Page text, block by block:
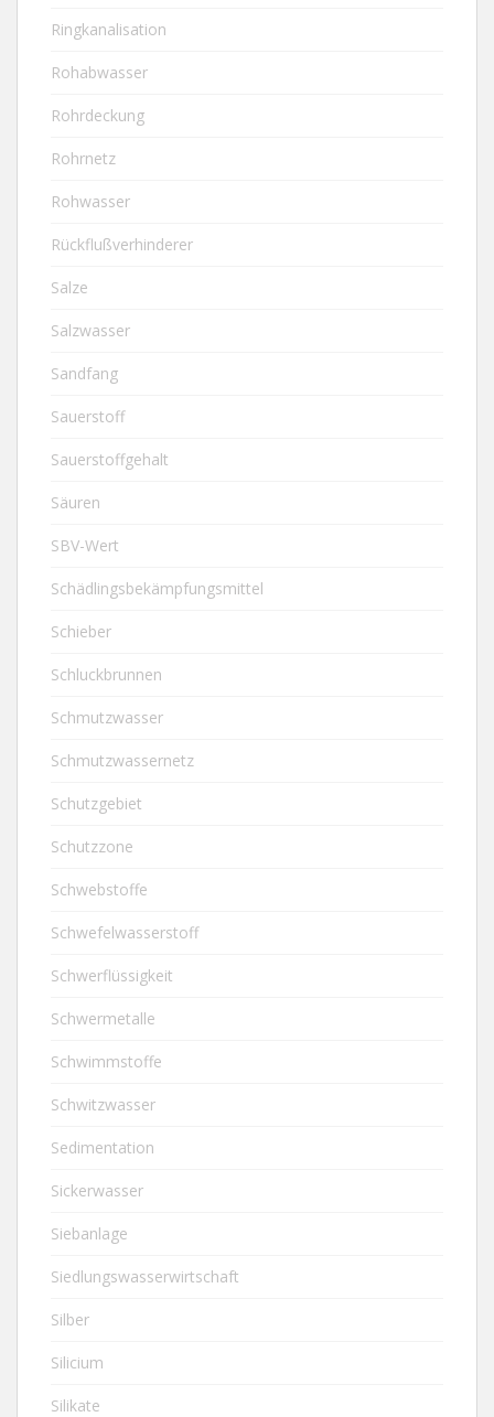
Ringkanalisation
Rohabwasser
Rohrdeckung
Rohrnetz
Rohwasser
Rückflußverhinderer
Salze
Salzwasser
Sandfang
Sauerstoff
Sauerstoffgehalt
Säuren
SBV-Wert
Schädlingsbekämpfungsmittel
Schieber
Schluckbrunnen
Schmutzwasser
Schmutzwassernetz
Schutzgebiet
Schutzzone
Schwebstoffe
Schwefelwasserstoff
Schwerflüssigkeit
Schwermetalle
Schwimmstoffe
Schwitzwasser
Sedimentation
Sickerwasser
Siebanlage
Siedlungswasserwirtschaft
Silber
Silicium
Silikate